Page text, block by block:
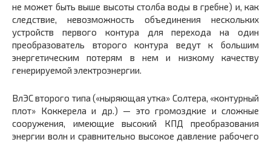
не может быть выше высоты столба воды в гребне) и, как
следствие, невозможность объединения нескольких
устройств первого контура для перехода на один
преобразователь второго контура ведут к большим
энергетическим потерям в нем и низкому качеству
генерируемой электроэнергии.
ВлЭС второго типа («ныряющая утка» Солтера, «контурный
плот» Коккерела и др.) — это громоздкие и сложные
сооружения, имеющие высокий КПД преобразования
энергии волн и сравнительно высокое давление рабочего